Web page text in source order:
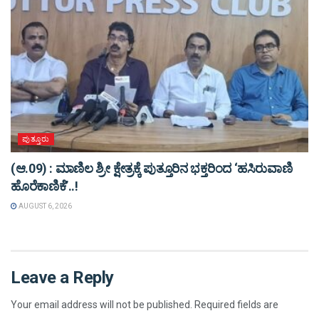
ಪುತ್ತೂರು
(ಆ.09) : ಮಾಣಿಲ ಶ್ರೀ ಕ್ಷೇತ್ರಕ್ಕೆ ಪುತ್ತೂರಿನ ಭಕ್ತರಿಂದ ‘ಹಸಿರುವಾಣಿ
ಹೊರೆಕಾಣಿಕೆ’..!
AUGUST 6, 2026
Leave a Reply
Your email address will not be published.
Required fields are